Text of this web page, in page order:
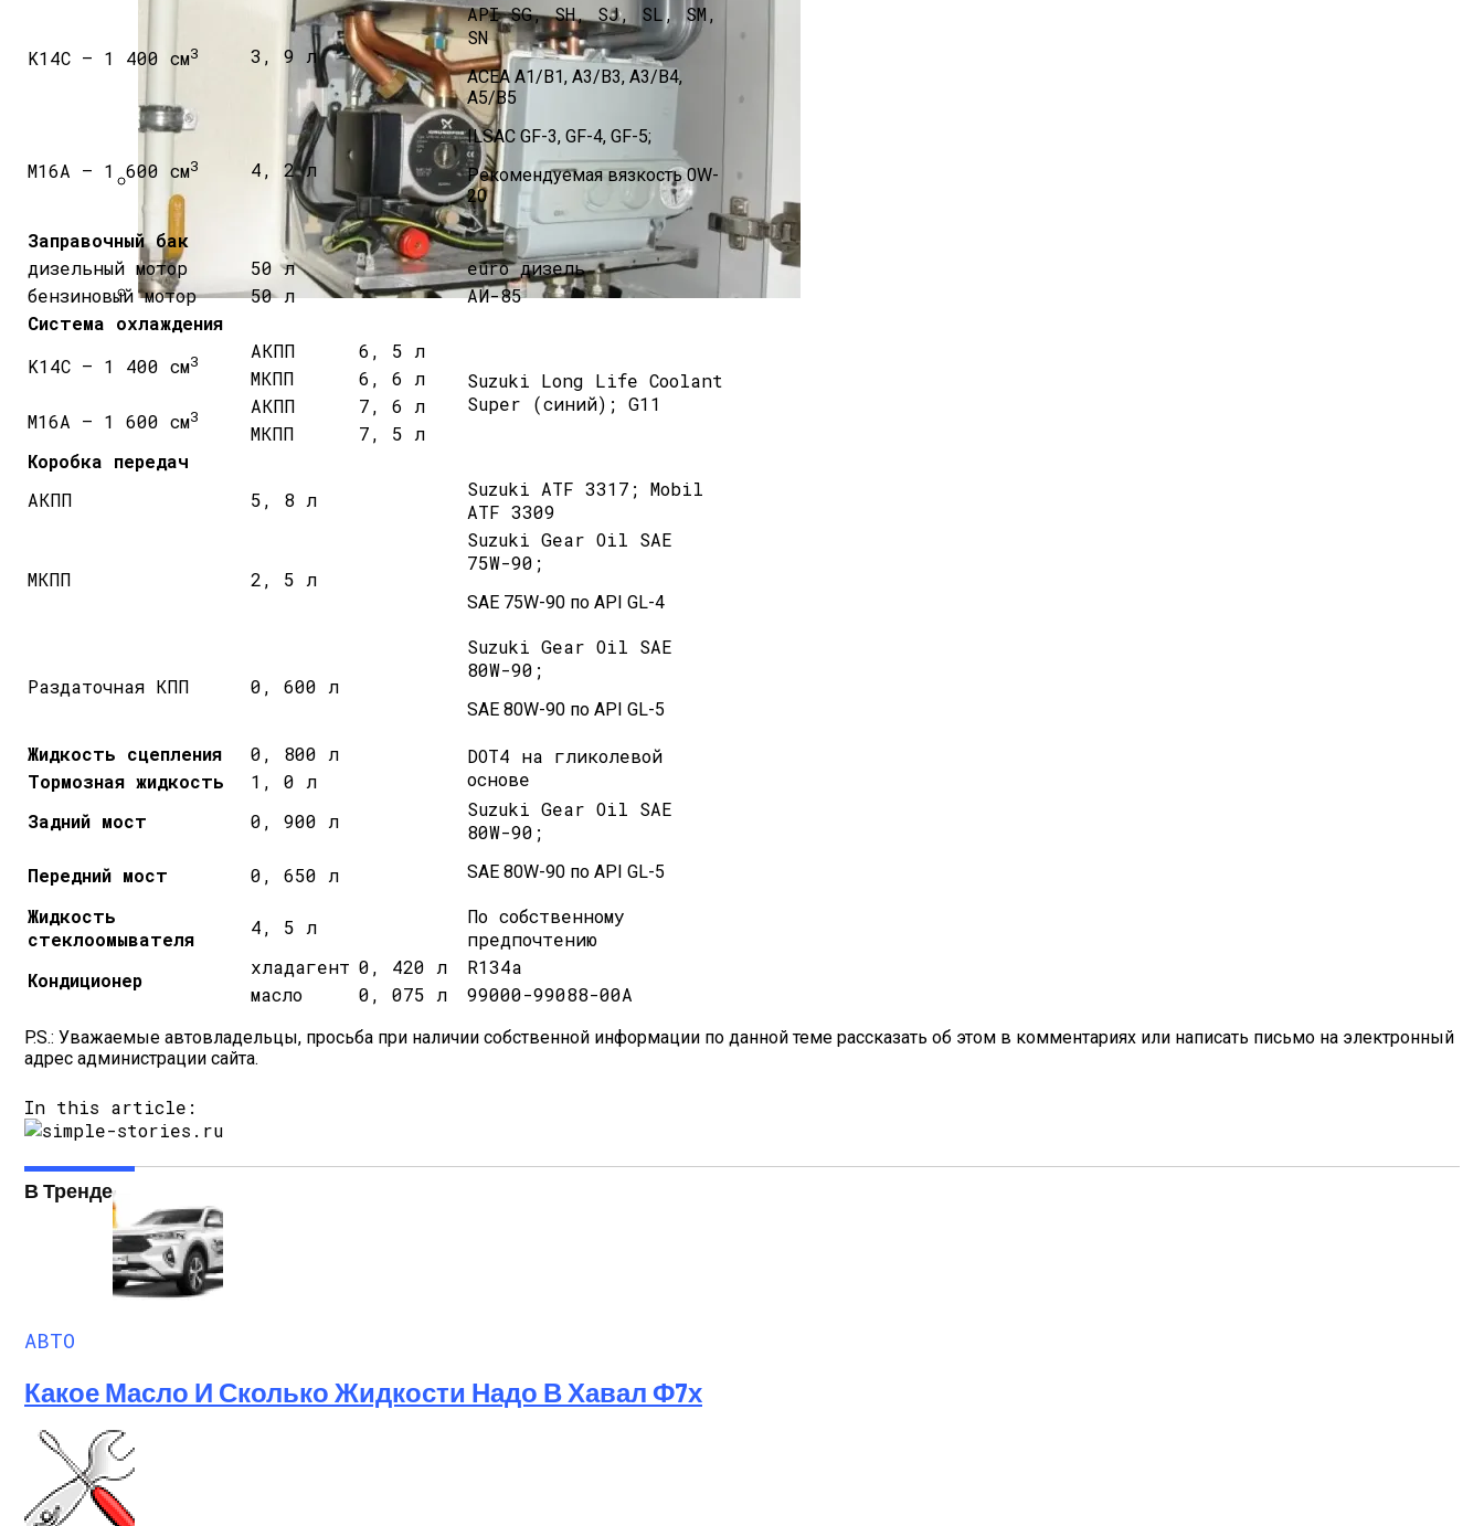
В Каких Странах Собирают Ford Focus 4
Инструкция По Применению Газовых Котлов Беретта
K14C – 1 400 см3 3, 9 л
API SG, SH, SJ, SL, SM,
SN
ACEA A1/B1, A3/B3, A3/B4,
A5/B5
ILSAC GF-3, GF-4, GF-5;
Рекомендуемая вязкость 0W-
20
M16A – 1 600 см3 4, 2 л
Заправочный бак
дизельный мотор
50 л
euro дизель
бензиновый мотор
50 л
АИ-85
Система охлаждения
K14C – 1 400 см3 АКПП
6, 5 л
Suzuki Long Life Coolant
Super (синий); G11
МКПП
6, 6 л
M16A – 1 600 см3 АКПП
7, 6 л
МКПП
7, 5 л
Коробка передач
АКПП
5, 8 л
Suzuki ATF 3317; Mobil
ATF 3309
МКПП 2, 5 л
Suzuki Gear Oil SAE
75W-90;
SAE 75W-90 по API GL-4
Раздаточная КПП 0, 600 л
Suzuki Gear Oil SAE
80W-90;
SAE 80W-90 по API GL-5
Жидкость сцепления 0, 800 л
DOT4 на гликолевой
основе
Тормозная жидкость
1, 0 л
Задний мост
0, 900 л
Suzuki Gear Oil SAE
80W-90;
SAE 80W-90 по API GL-5
Передний мост
0, 650 л
Жидкость
стеклоомывателя
4, 5 л
По собственному
предпочтению
Кондиционер
хладагент 0, 420 л
R134a
масло
0, 075 л 99000-99088-00A
P.S.: Уважаемые автовладельцы, просьба при наличии собственной информации по данной теме рассказать об этом в комментариях или написать письмо на электронный
адрес администрации сайта.
In this article:
В Тренде
АВТО
Какое Масло И Сколько Жидкости Надо В Хавал Ф7х